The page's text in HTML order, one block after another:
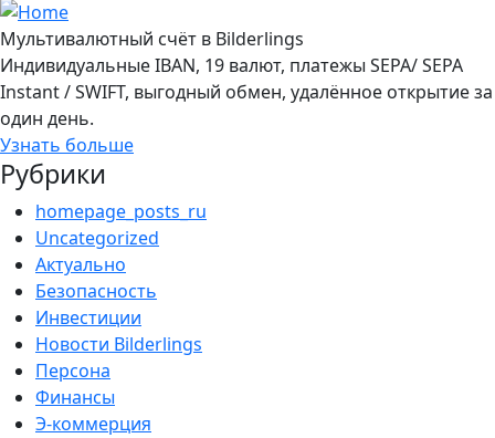
Мультивалютный счёт в Bilderlings
Индивидуальные IBAN, 19 валют, платежы SEPA/ SEPA
Instant / SWIFT, выгодный обмен, удалённое открытие за
один день.
Узнать больше
Рубрики
homepage_posts_ru
Uncategorized
Актуально
Безопасность
Инвестиции
Новости Bilderlings
Персона
Финансы
Э-коммерция